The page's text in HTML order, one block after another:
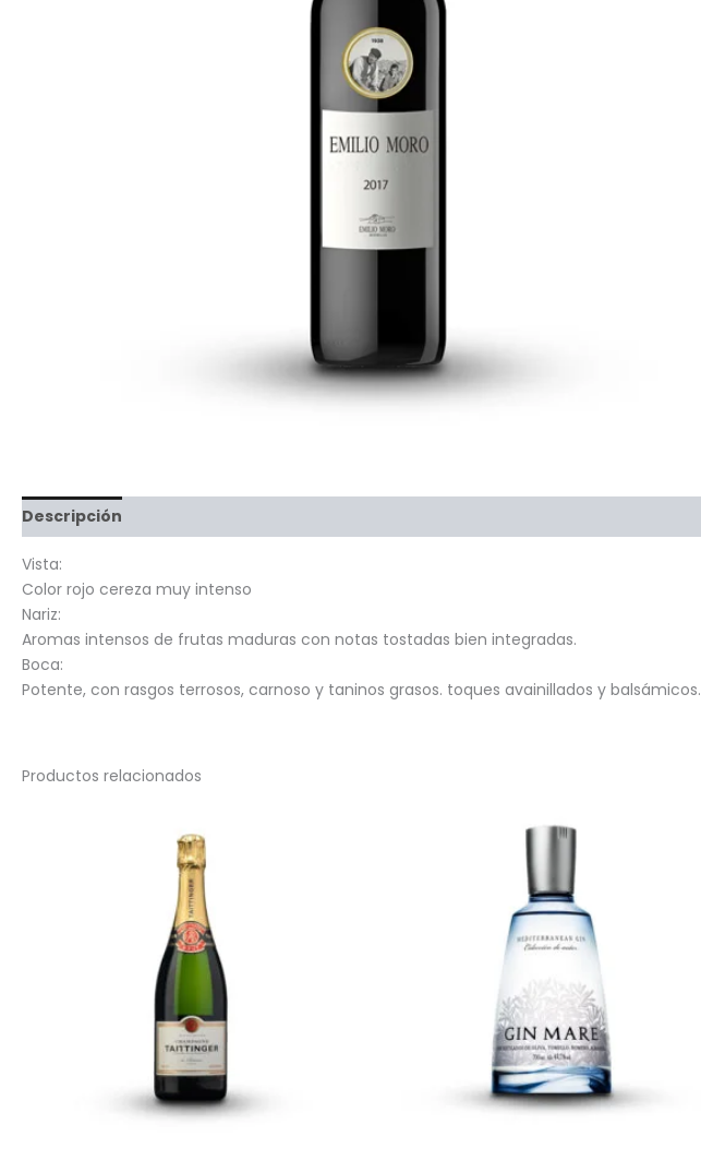
Descripción
Vista:
Color rojo cereza muy intenso
Nariz:
Aromas intensos de frutas maduras con notas tostadas bien integradas.
Boca:
Potente, con rasgos terrosos, carnoso y taninos grasos. toques avainillados y balsámicos.
Productos relacionados